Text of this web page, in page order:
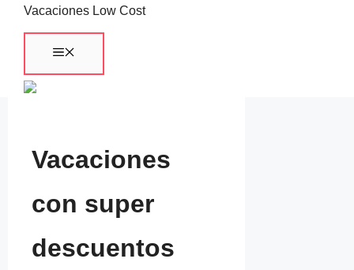
Saltar
contenido
Vacaciones Low Cost
Vacaciones
con super
descuentos